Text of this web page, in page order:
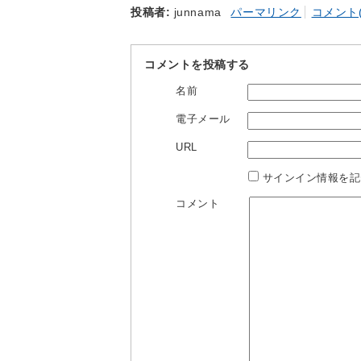
投稿者 junnama パーマリンク コメン
コメントを投稿する
名前
電子メール
URL
サインイン情報を
コメント